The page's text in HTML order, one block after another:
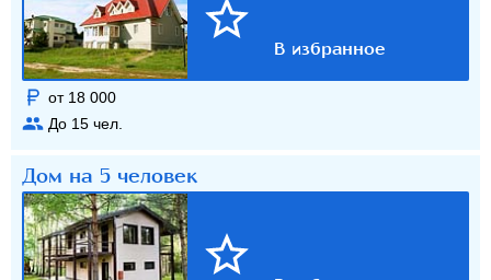
от 18 000
До 15 чел.
Дом на 5 человек